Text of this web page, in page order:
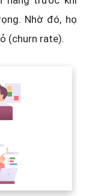
Nhờ đó, họ
(churn rate).